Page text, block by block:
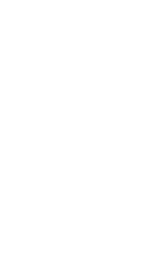
matala organisaatio,
ammattilaisia FREJA